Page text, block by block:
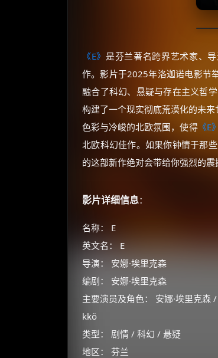
《E》 是芬兰著名跨界艺术家、
作。影片于2025年洛迦诺电影节
融合了科幻、悬疑与存在主义哲
构建了一个现实彻底荒漠化的未
色彩与冷峻的北欧氛围，使得《E》
北欧科幻佳作。如果你钟情于那
的这部新作绝对会带给你强烈的震
影片详细信息：
名称： E
英文名： E
导演： 安娜·埃里克森
编剧： 安娜·埃里克森
主要演员及角色： 安娜·埃里克
kkö
类型： 剧情 / 科幻 / 悬疑
地区： 芬兰